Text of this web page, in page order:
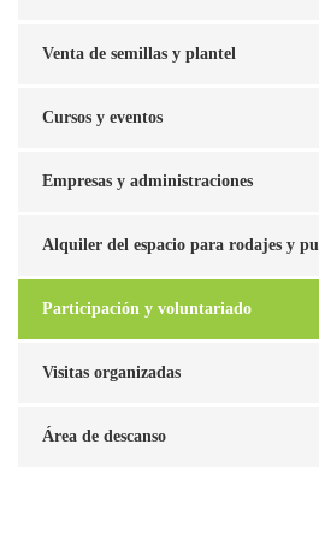
Venta de semillas y plantel
Cursos y eventos
Empresas y administraciones
Alquiler del espacio para rodajes y
Participación y voluntariado
Visitas organizadas
Área de descanso